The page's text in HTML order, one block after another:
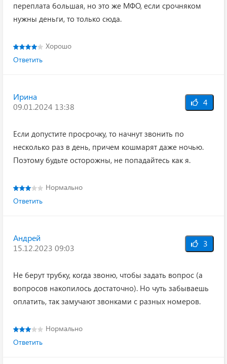
переплата большая, но это же МФО, если срочняком
нужны деньги, то только сюда.
Хорошо
Ответить
Ирина
09.01.2024 13:38
4
Если допустите просрочку, то начнут звонить по
несколько раз в день, причем кошмарят даже ночью.
Поэтому будьте осторожны, не попадайтесь как я.
Нормально
Ответить
Андрей
15.12.2023 09:03
3
Не берут трубку, когда звоню, чтобы задать вопрос (а
вопросов накопилось достаточно). Но чуть забываешь
оплатить, так замучают звонками с разных номеров.
Нормально
Ответить